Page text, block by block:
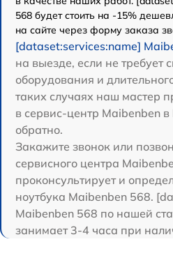
568 будет стоить на -15%
на сайте через форму заказа
[dataset:services:name]
на выезде, если не требует
оборудования и
таких случаях наш мастер
в сервис-центр Maibenben
обратно.
Закажите звонок или
сервисного центра
проконсультирует и
ноутбука Maibenben 568.
Maibenben 568 по нашей
занимает 3-4 часа при